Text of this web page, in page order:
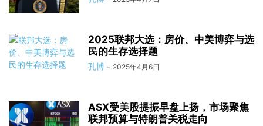
2025联邦大选：房价、中美博弈与选
民的生存选择题
孔博 - 2025年4月6日
ASX受美股提振早盘上扬，市场聚焦
联邦预算与特朗普关税走向